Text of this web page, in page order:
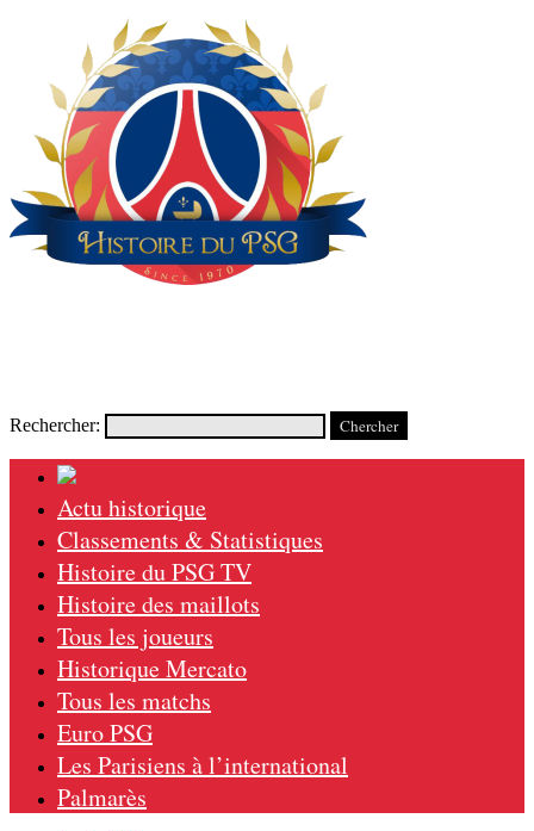
Rechercher:
Actu historique
Classements & Statistiques
Histoire du PSG TV
Histoire des maillots
Tous les joueurs
Historique Mercato
Tous les matchs
Euro PSG
Les Parisiens à l’international
Palmarès